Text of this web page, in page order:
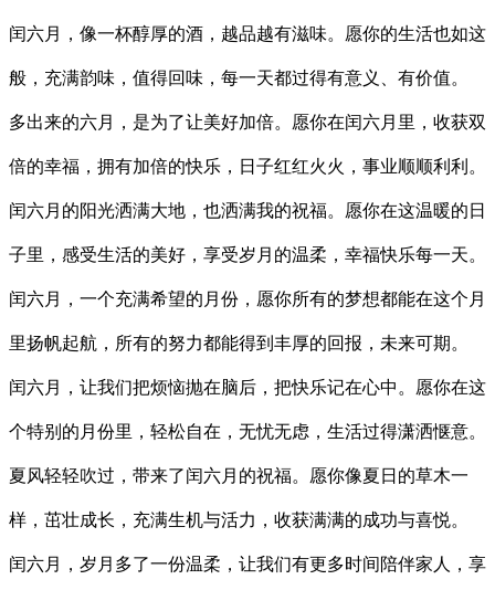
闰六月，像一杯醇厚的酒，越品越有滋味。愿你的生活也如这
般，充满韵味，值得回味，每一天都过得有意义、有价值。
多出来的六月，是为了让美好加倍。愿你在闰六月里，收获双
倍的幸福，拥有加倍的快乐，日子红红火火，事业顺顺利利。
闰六月的阳光洒满大地，也洒满我的祝福。愿你在这温暖的日
子里，感受生活的美好，享受岁月的温柔，幸福快乐每一天。
闰六月，一个充满希望的月份，愿你所有的梦想都能在这个月
里扬帆起航，所有的努力都能得到丰厚的回报，未来可期。
闰六月，让我们把烦恼抛在脑后，把快乐记在心中。愿你在这
个特别的月份里，轻松自在，无忧无虑，生活过得潇洒惬意。
夏风轻轻吹过，带来了闰六月的祝福。愿你像夏日的草木一
样，茁壮成长，充满生机与活力，收获满满的成功与喜悦。
闰六月，岁月多了一份温柔，让我们有更多时间陪伴家人，享